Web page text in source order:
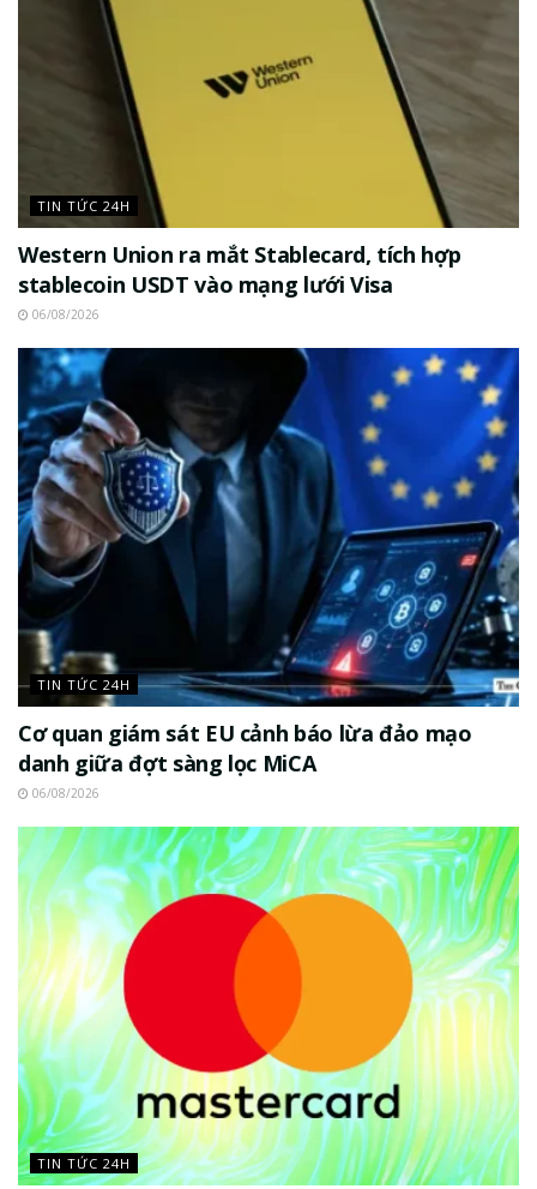
TIN TỨC 24H
Western Union ra mắt Stablecard, tích hợp
stablecoin USDT vào mạng lưới Visa
06/08/2026
TIN TỨC 24H
Cơ quan giám sát EU cảnh báo lừa đảo mạo
danh giữa đợt sàng lọc MiCA
06/08/2026
TIN TỨC 24H